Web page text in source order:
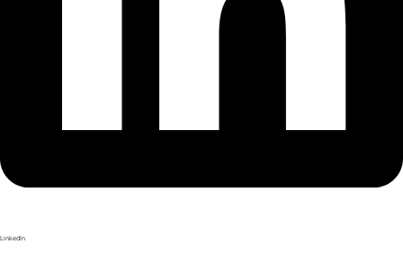
LinkedIn